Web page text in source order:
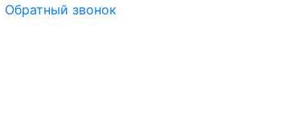
Обратный звонок